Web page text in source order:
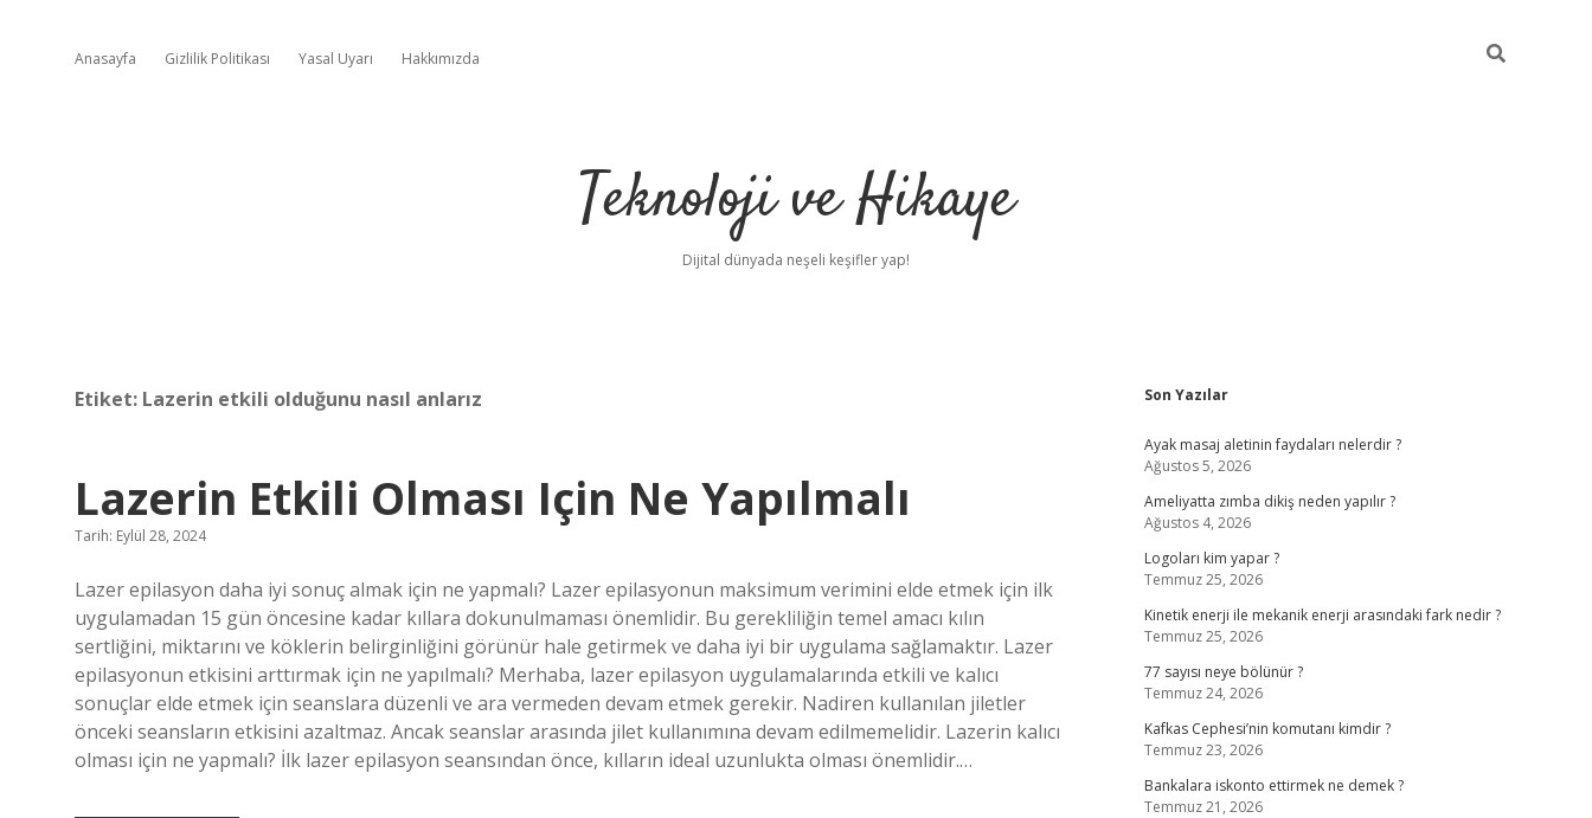
Anasayfa Gizlilik Politikası Yasal Uyarı Hakkımızda
Teknoloji ve Hikaye
Dijital dünyada neşeli keşifler yap!
Etiket: Lazerin etkili olduğunu nasıl anlarız
Lazerin Etkili Olması Için Ne Yapılmalı
Tarih: Eylül 28, 2024
Lazer epilasyon daha iyi sonuç almak için ne yapmalı? Lazer epilasyonun maksimum verimini elde etmek için ilk
uygulamadan 15 gün öncesine kadar kıllara dokunulmaması önemlidir. Bu gerekliliğin temel amacı kılın
sertliğini, miktarını ve köklerin belirginliğini görünür hale getirmek ve daha iyi bir uygulama sağlamaktır. Lazer
epilasyonun etkisini arttırmak için ne yapılmalı? Merhaba, lazer epilasyon uygulamalarında etkili ve kalıcı
sonuçlar elde etmek için seanslara düzenli ve ara vermeden devam etmek gerekir. Nadiren kullanılan jiletler
önceki seansların etkisini azaltmaz. Ancak seanslar arasında jilet kullanımına devam edilmemelidir. Lazerin kalıcı
olması için ne yapmalı? İlk lazer epilasyon seansından önce, kılların ideal uzunlukta olması önemlidir.…
Sidebar
Son Yazılar
Ayak masaj aletinin faydaları nelerdir ?
Ağustos 5, 2026
Ameliyatta zımba dikiş neden yapılır ?
Ağustos 4, 2026
Logoları kim yapar ?
Temmuz 25, 2026
Kinetik enerji ile mekanik enerji arasındaki fark nedir ?
Temmuz 25, 2026
77 sayısı neye bölünür ?
Temmuz 24, 2026
Kafkas Cephesi’nin komutanı kimdir ?
Temmuz 23, 2026
Bankalara iskonto ettirmek ne demek ?
Temmuz 21, 2026